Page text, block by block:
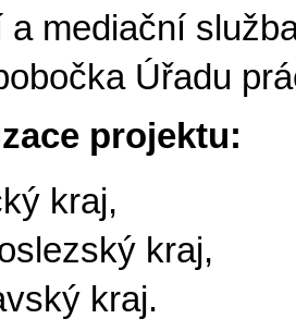
a mediační
Úřadu
projektu:
kraj,
kraj,
kraj.